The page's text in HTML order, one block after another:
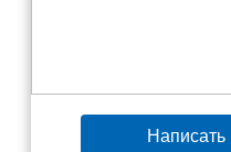
Написать